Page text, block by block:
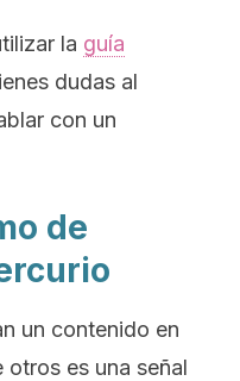
la guía
dudas al
con un
de
un contenido en
es una señal